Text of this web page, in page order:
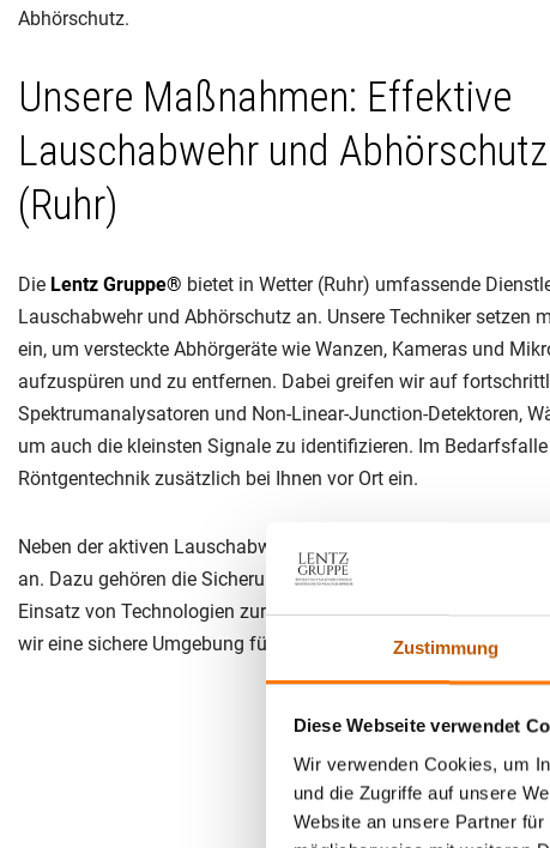
Zustimmung
Diese Webseite verwendet
Wir verwenden Cookies, um
und die Zugriffe auf unsere
Website an unsere Partner
Abhörschutz.
Unsere Maßnahmen: Effektive
Lauschabwehr und
(Ruhr)
Die Lentz Gruppe® bietet in Wetter (Ruhr) umfassende
Lauschabwehr und Abhörschutz an. Unsere Techniker setzen
ein, um versteckte Abhörgeräte wie Wanzen, Kameras und
aufzuspüren und zu entfernen. Dabei greifen wir auf
Spektrumanalysatoren und Non-Linear-Junction-Detektoren,
um auch die kleinsten Signale zu identifizieren. Im
Röntgentechnik zusätzlich bei Ihnen vor Ort ein.
Neben der aktiven Lauschabwehr bieten wir präventive
an. Dazu gehören die Sicherung von Räumlichkeiten gegen
Einsatz von Technologien zur Verfälschung
wir eine sichere Umgebung für vertrauliche Gespräche und